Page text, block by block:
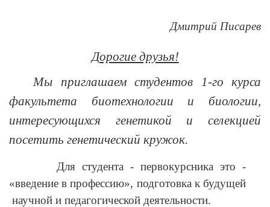
Дмитрий Писарев
Дорогие друзья!
Мы приглашаем студентов 1-го курса
факультета биотехнологии и биологии,
интересующихся генетикой и селекцией
посетить генетический кружок.
Для студента - первокурсника это -
«введение в профессию», подготовка к будущей
научной и педагогической деятельности.